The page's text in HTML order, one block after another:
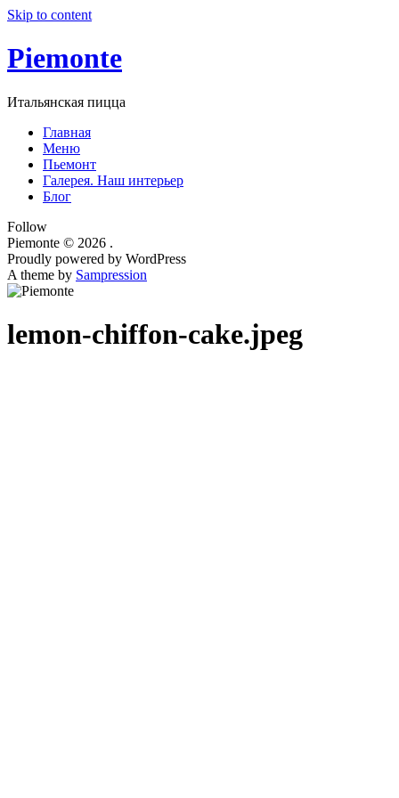
Skip to content
Piemonte
Итальянская пицца
Главная
Меню
Пьемонт
Галерея. Наш интерьер
Блог
Follow
Piemonte © 2026 .
Proudly powered by WordPress
A theme by Sampression
lemon-chiffon-cake.jpeg